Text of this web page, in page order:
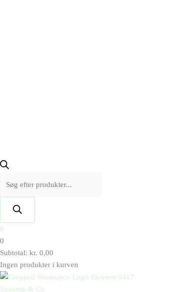
0
0
Subtotal: kr. 0,00
Ingen produkter i kurven
Straarup & Co